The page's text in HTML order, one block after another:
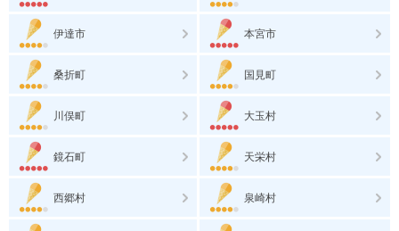
伊達市 本宮市
桑折町 国見町
川俣町 大玉村
鏡石町 天栄村
西郷村 泉崎村